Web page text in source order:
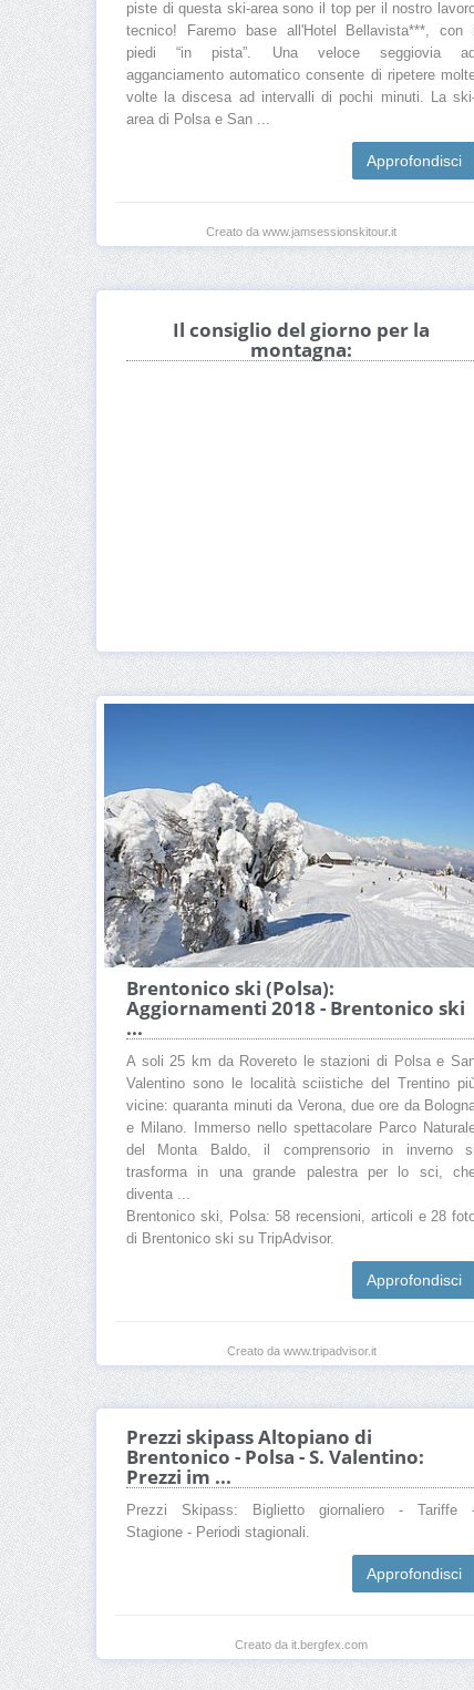
piste di questa ski-area sono il top per il nostro
tecnico! Faremo base all'Hotel Bellavista***, con i
piedi “in pista”. Una veloce seggiovia ad
agganciamento automatico consente di ripetere
volte la discesa ad intervalli di pochi minuti. La
area di Polsa e San ...
Approfondisci
Creato da www.jamsessionskitour.it
Il consiglio del giorno per la
montagna:
Brentonico ski (Polsa):
Aggiornamenti 2018 - Brentonico ski
...
A soli 25 km da Rovereto le stazioni di Polsa e
Valentino sono le località sciistiche del Trentino
vicine: quaranta minuti da Verona, due ore da
e Milano. Immerso nello spettacolare Parco
del Monta Baldo, il comprensorio in inverno si
trasforma in una grande palestra per lo sci,
diventa ...
Brentonico ski, Polsa: 58 recensioni, articoli e 28
di Brentonico ski su TripAdvisor.
Approfondisci
Creato da www.tripadvisor.it
Prezzi skipass Altopiano di
Brentonico - Polsa - S. Valentino:
Prezzi im ...
Prezzi Skipass: Biglietto giornaliero - Tariffe
Stagione - Periodi stagionali.
Approfondisci
Creato da it.bergfex.com